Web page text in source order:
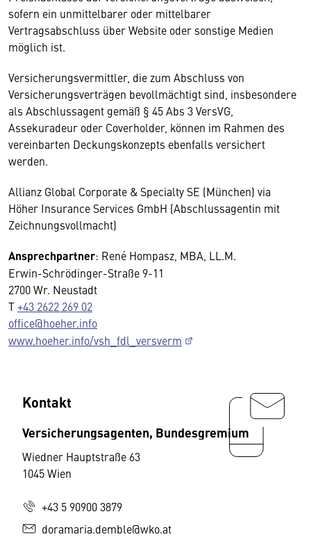
sofern ein unmittelbarer oder mittelbarer
Vertragsabschluss über Website oder sonstige Medien
möglich ist.
Versicherungsvermittler, die zum Abschluss von
Versicherungsverträgen bevollmächtigt sind, insbesondere
als Abschlussagent gemäß § 45 Abs 3 VersVG,
Assekuradeur oder Coverholder, können im Rahmen des
vereinbarten Deckungskonzepts ebenfalls versichert
werden.
Allianz Global Corporate & Specialty SE (München) via
Höher Insurance Services GmbH (Abschlussagentin mit
Zeichnungsvollmacht)
Ansprechpartner: René Hompasz, MBA, LL.M.
Erwin-Schrödinger-Straße 9-11
2700 Wr. Neustadt
T+43 2622 269 02
office@hoeher.info
www.hoeher.info/vsh_fdl_versverm
Kontakt
Versicherungsagenten, Bundesgremium
Wiedner Hauptstraße 63
1045 Wien
+43 5 90900 3879
doramaria.demble@wko.at